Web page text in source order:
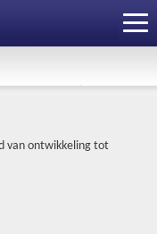
van ontwikkeling tot